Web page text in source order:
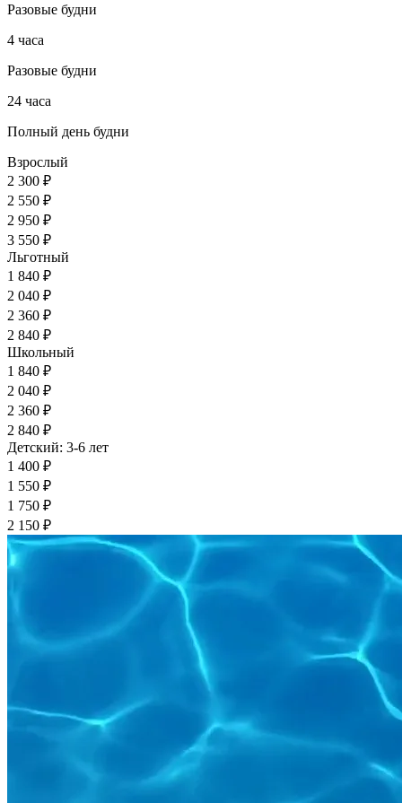
Разовые будни
4 часа
Разовые будни
24 часа
Полный день будни
Взрослый
2 300 ₽
2 550 ₽
2 950 ₽
3 550 ₽
Льготный
1 840 ₽
2 040 ₽
2 360 ₽
2 840 ₽
Школьный
1 840 ₽
2 040 ₽
2 360 ₽
2 840 ₽
Детский: 3-6 лет
1 400 ₽
1 550 ₽
1 750 ₽
2 150 ₽